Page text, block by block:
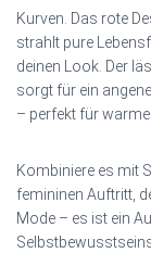
Kurven. Das rote
strahlt pure
deinen Look. Der
sorgt für ein
– perfekt für
Kombiniere es mit
femininen Auftritt,
Mode – es ist ein